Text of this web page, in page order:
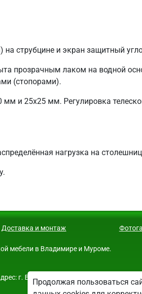
струбцине и экран защитный
прозрачным лаком на водной
(стопорами).
мм и 25х25 мм. Регулировка
нагрузка на
Доставка и монтаж
мебели в Владимире и Муроме.
г. Владимир, ул. поселок РТС д.2 оф.
Продолжая пользоваться